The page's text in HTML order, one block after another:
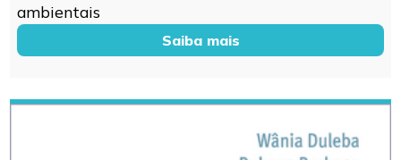
ambientais
Saiba mais